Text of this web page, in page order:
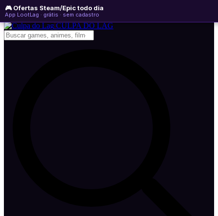
🎮 Ofertas Steam/Epic todo dia
App LootLag · grátis · sem cadastro
sábado, 08 de agosto de 2026 WhatsApp
Newsletter
CULPA DO LAG